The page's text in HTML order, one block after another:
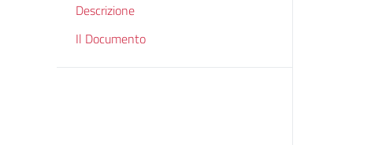
Descrizione
Il Documento